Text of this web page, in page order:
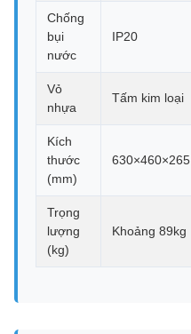
Chống
bụi
nước
IP20
Vỏ
nhựa
Tấm kim loại
Kích
thước
(mm)
630×460×265
Trọng
lượng
(kg)
Khoảng 89kg